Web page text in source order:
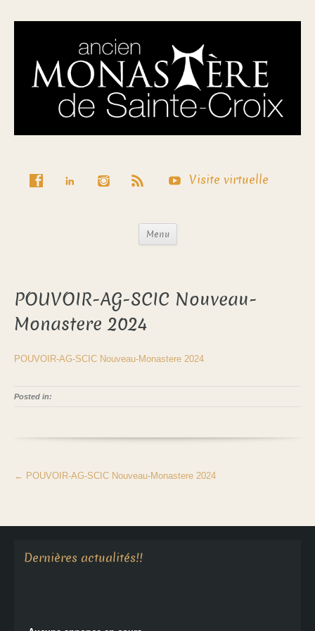
Visite virtuelle
Menu
POUVOIR-AG-SCIC Nouveau-
Monastere 2024
POUVOIR-AG-SCIC Nouveau-Monastere 2024
Posted in:
← POUVOIR-AG-SCIC Nouveau-Monastere 2024
Dernières actualités!!
Aucune annonce en cours